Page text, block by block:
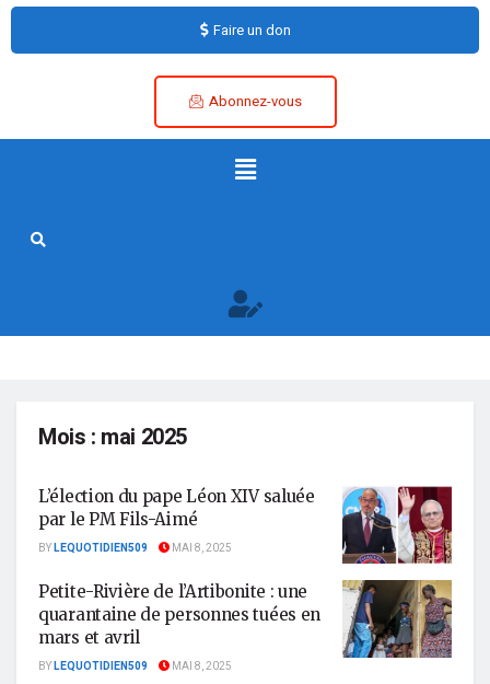
Faire un don
Abonnez-vous
Mois : mai 2025
L’élection du pape Léon XIV saluée
par le PM Fils-Aimé
BYLEQUOTIDIEN509 MAI 8, 2025
Petite-Rivière de l’Artibonite : une
quarantaine de personnes tuées en
mars et avril
BYLEQUOTIDIEN509 MAI 8, 2025